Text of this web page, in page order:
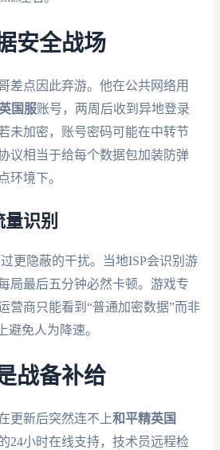
安全战场
差点因此弃游。他在公共网络用
国服账号，两周后收到异地登录
未加密，账号密码可能在中转节
议相当于给每个数据包加装防弹
环境下。
识别
更隐蔽的干扰。当地ISP会识别游
局最后五分钟必然卡顿。游戏专
营商只能看到“普通加密数据”而非
避免人为降速。
战备补给
更新后突然连不上和平精英国
24小时在线支持，技术员远程检